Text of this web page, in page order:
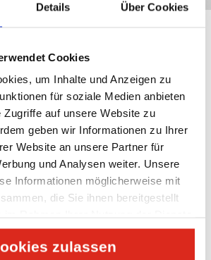
Details Über Cookies
Cookies
um Inhalte und Anzeigen zu
für soziale Medien anbieten
Zugriffe auf unsere Website zu
geben wir Informationen zu Ihrer
Website an unsere Partner für
und Analysen weiter. Unsere
Informationen möglicherweise mit
die Sie ihnen bereitgestellt
zulassen
LINZ
nach Linz
demnächst nicht mehr Düsseldorf,
Sie mit UTS den richtigen
und führen gemeinsam mit Ihnen
Umzugsspezialisten beraten Sie in
und kümmern sich persönlich um Ihr
zu einem Umzug von Düsseldorf
hier nachfolgend für Sie